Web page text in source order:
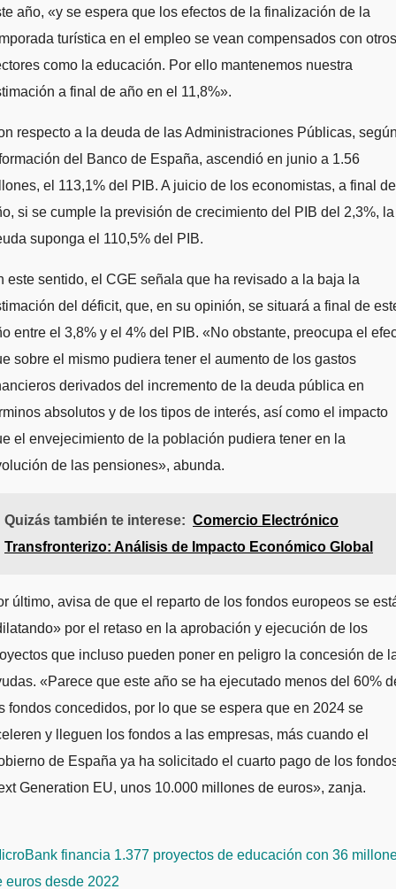
año, «y se espera que los efectos de la finalización de la
turística en el empleo se vean compensados con otros
como la educación. Por ello mantenemos nuestra
a final de año en el 11,8%».
respecto a la deuda de las Administraciones Públicas,
del Banco de España, ascendió en junio a 1.56
el 113,1% del PIB. A juicio de los economistas, a final de
si se cumple la previsión de crecimiento del PIB del 2,3%, la
suponga el 110,5% del PIB.
este sentido, el CGE señala que ha revisado a la baja la
del déficit, que, en su opinión, se situará a final de
entre el 3,8% y el 4% del PIB. «No obstante, preocupa el
sobre el mismo pudiera tener el aumento de los gastos
derivados del incremento de la deuda pública en
absolutos y de los tipos de interés, así como el impacto
el envejecimiento de la población pudiera tener en la
de las pensiones», abunda.
Quizás también te interese: Comercio Electrónico
Transfronterizo: Análisis de Impacto Económico Global
último, avisa de que el reparto de los fondos europeos se
por el retaso en la aprobación y ejecución de los
que incluso pueden poner en peligro la concesión de
«Parece que este año se ha ejecutado menos del 60%
fondos concedidos, por lo que se espera que en 2024 se
y lleguen los fondos a las empresas, más cuando el
de España ya ha solicitado el cuarto pago de los
Generation EU, unos 10.000 millones de euros», zanja.
financia 1.377 proyectos de educación con 36
euros desde 2022